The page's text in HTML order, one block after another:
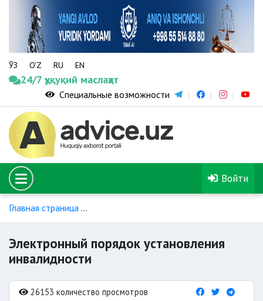
ЎЗ O‘Z RU EN
24/7 ҳуқуқий маслаҳат
Специальные возможности
Войти
Главная страница
Электронный порядок установления
инвалидности
26153 количество просмотров